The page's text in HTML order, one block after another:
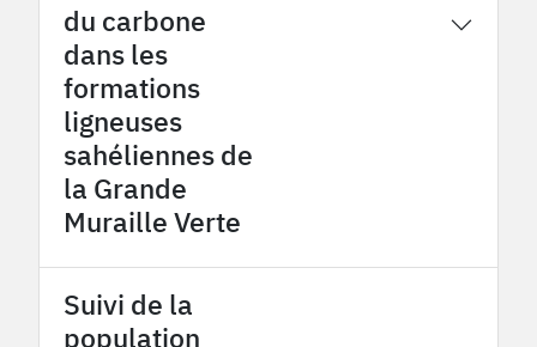
du carbone
dans les
formations
ligneuses
sahéliennes de
la Grande
Muraille Verte
Suivi de la
population